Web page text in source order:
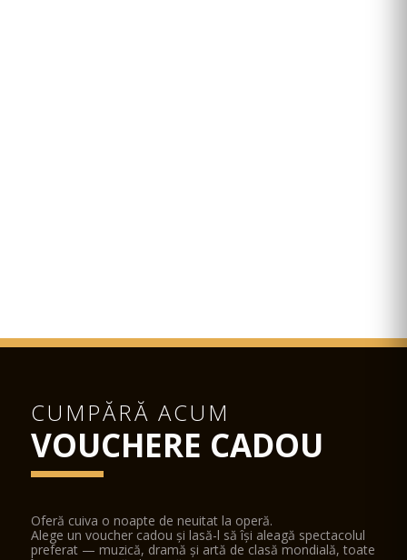
CUMPĂRĂ ACUM
VOUCHERE CADOU
Oferă cuiva o noapte de neuitat la operă.
Alege un voucher cadou și lasă-l să își aleagă spectacolul
preferat — muzică, dramă și artă de clasă mondială, toate